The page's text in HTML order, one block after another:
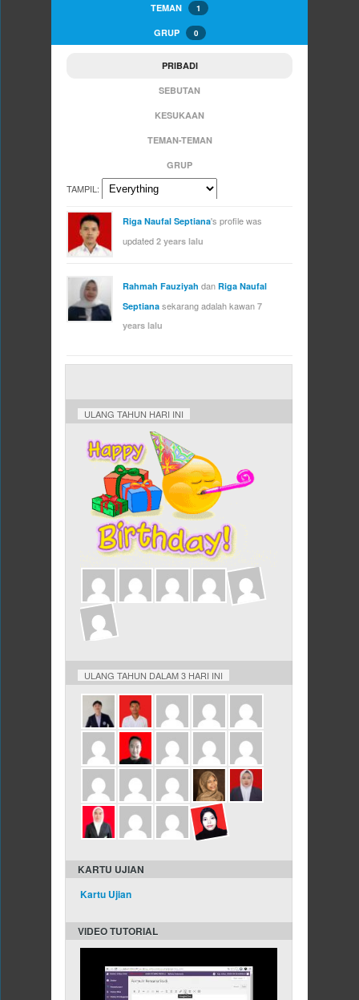
TEMAN 1
GRUP 0
PRIBADI
SEBUTAN
KESUKAAN
TEMAN-TEMAN
GRUP
TAMPIL:
Riga Naufal Septiana's profile was
updated 2 years lalu
Rahmah Fauziyah dan Riga Naufal
Septiana sekarang adalah kawan 7
years lalu
KARTU UJIAN
Kartu Ujian
VIDEO TUTORIAL